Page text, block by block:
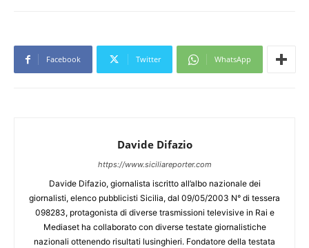
Facebook Twitter WhatsApp
Davide Difazio
https://www.siciliareporter.com
Davide Difazio, giornalista iscritto all’albo nazionale dei
giornalisti, elenco pubblicisti Sicilia, dal 09/05/2003 N° di tessera
098283, protagonista di diverse trasmissioni televisive in Rai e
Mediaset ha collaborato con diverse testate giornalistiche
nazionali ottenendo risultati lusinghieri. Fondatore della testata